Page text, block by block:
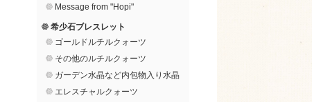
Message from "Hopi"
希少石ブレスレット
ゴールドルチルクォーツ
その他のルチルクォーツ
ガーデン水晶など内包物入り水晶
エレスチャルクォーツ